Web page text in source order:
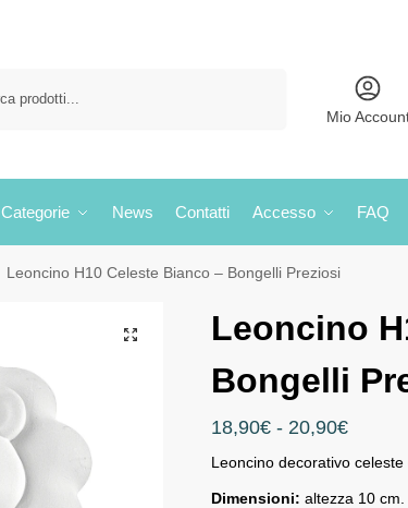
Mio
Categorie News Contatti Accesso FAQ
Leoncino H10 Celeste Bianco – Bongelli Preziosi
Leoncino
Bongelli
18,90€ - 20,90€
Leoncino decorativo
Dimensioni: altezza 10 cm.